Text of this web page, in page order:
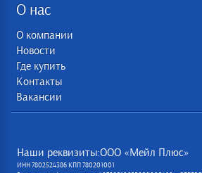
О нас
О компании
Новости
Где купить
Контакты
Вакансии
Наши реквизиты:ООО «Мейл Плюс»
ИНН 7802524386 КПП 780201001